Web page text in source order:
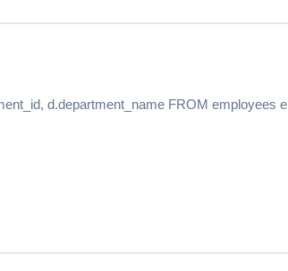
d.department_name FROM employees e